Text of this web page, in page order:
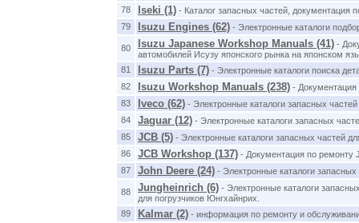
78
Iseki (1) - Каталог запасных частей, документация
79
Isuzu Engines (62) - Электронные каталоги
80 Isuzu Japanese Workshop Manuals (41) -
автомобилей Исузу японского рынка на японском
81
Isuzu Parts (7) - Электронные каталоги поиска
82
Isuzu Workshop Manuals (238) - Документация
83
Iveco (62) - Электронные каталоги запасных
84
Jaguar (12) - Электронные каталоги запасных
85
JCB (5) - Электронные каталоги запасных частей
86
JCB Workshop (137) - Документация по ремонту
87
John Deere (24) - Электронные каталоги
88 Jungheinrich (6) - Электронные каталоги
для погрузчиков Юнгхайнрих.
89
Kalmar (2) - информация по ремонту и